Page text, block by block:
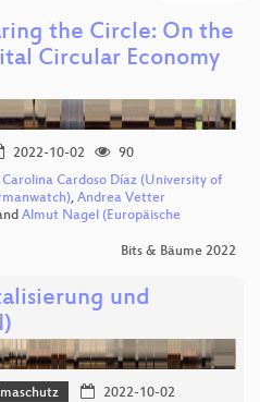
the Circle: On the
Circular Economy
2022-10-02
90
Carolina Cardoso Díaz (University of
, Andrea Vetter
Almut Nagel (Europäische
Bits & Bäume 2022
und
2022-10-02